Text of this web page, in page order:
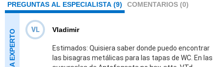
PREGUNTAS AL ESPECIALISTA (9) COMENTARIOS (0)
VL Vladimir
Estimados: Quisiera saber donde puedo encontrar
las bisagras metálicas para las tapas de WC. En las